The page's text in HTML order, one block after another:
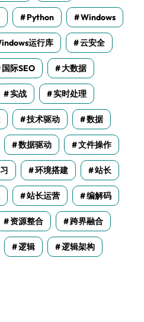
Python Windows
运行库 云安全
国际SEO 大数据
实战 实时处理
技术驱动 数据
数据驱动 文件操作
环境搭建 站长
站长运营 编解码
资源整合 跨界融合
逻辑 逻辑架构